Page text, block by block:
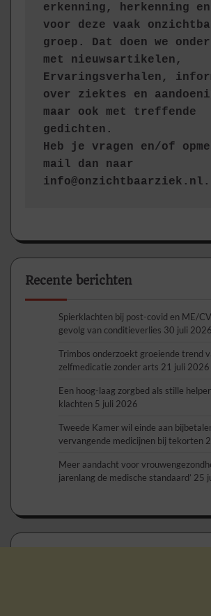
erkenning, herkenning
voor deze vaak
groep. Dat doen we onder
met nieuwsartikelen,
Ervaringsverhalen,
over ziektes en
maar ook met treffende
gedichten.
Heb je vragen en/of
mail dan naar
info@onzichtbaarziek.nl.
Recente berichten
Spierklachten bij post-covid en ME/
gevolg van conditieverlies 30 juli 2026
Trimbos onderzoekt groeiende trend
zelfmedicatie zonder arts 21 juli 2026
Een hoog-laag zorgbed als stille
klachten 5 juli 2026
Tweede Kamer wil einde aan
vervangende medicijnen bij tekorten
Meer aandacht voor
jarenlang de medische standaard’ 25